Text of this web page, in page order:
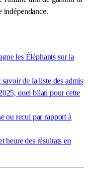
indépendance.
les Éléphants sur la
de la liste des admis
quel bilan pour cette
ou recul par rapport à
heure des résultats en